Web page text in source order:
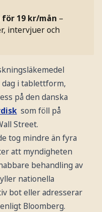
för 19 kr/mån –
intervjuer och
dag i tablettform,
på den danska
som föll på
Street.
tog mindre än fyra
att myndigheten
behandling av
nationella
bot eller adresserar
Bloomberg.